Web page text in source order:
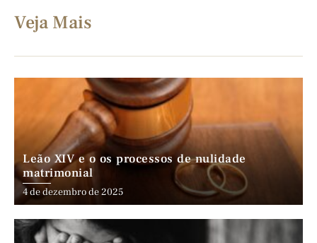
Veja Mais
Leão XIV e o os processos de nulidade
matrimonial
4 de dezembro de 2025